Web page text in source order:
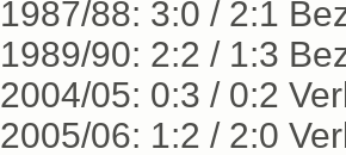
1987/88: 3:0 / 2:1
1989/90: 2:2 / 1:3
2004/05: 0:3 / 0:2
2005/06: 1:2 / 2:0